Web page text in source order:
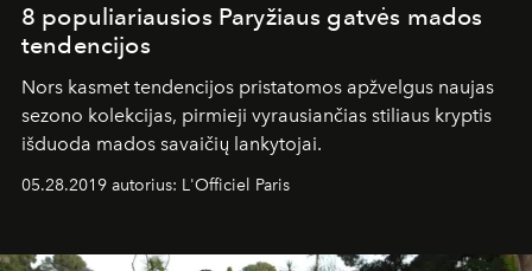
8 populiariausios Paryžiaus gatvės mados
tendencijos
Nors kasmet tendencijos pristatomos apžvelgus naujas
sezono kolekcijas, pirmieji vyrausiančias stiliaus kryptis
išduoda mados savaičių lankytojai.
05.28.2019 autorius: L'Officiel Paris